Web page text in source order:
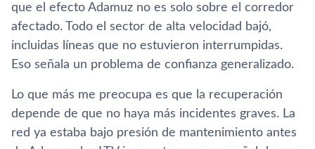
que el efecto Adamuz no es solo sobre el corredor
afectado. Todo el sector de alta velocidad bajó,
incluidas líneas que no estuvieron interrumpidas.
Eso señala un problema de confianza generalizado.
Lo que más me preocupa es que la recuperación
depende de que no haya más incidentes graves. La
red ya estaba bajo presión de mantenimiento antes